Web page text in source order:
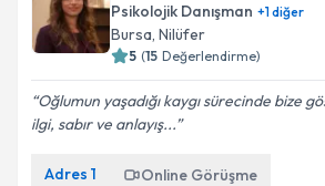
Psikolojik Danışman +1diğer
Bursa, Nilüfer
5 (15 Değerlendirme)
Oğlumun yaşadığı kaygı sürecinde bize
ilgi, sabır ve anlayış...
Adres 1 Online Görüşme